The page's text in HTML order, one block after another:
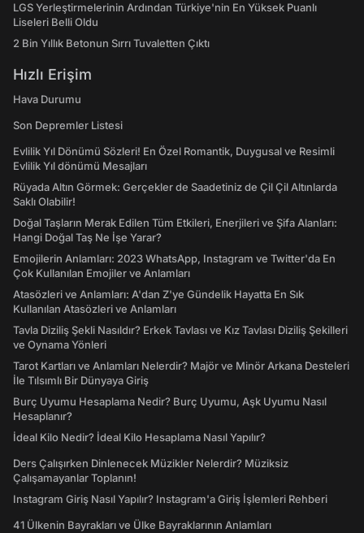
LGS Yerleştirmelerinin Ardından Türkiye'nin En Yüksek Puanlı
Liseleri Belli Oldu
2 Bin Yıllık Betonun Sırrı Tuvaletten Çıktı
Hızlı Erişim
Hava Durumu
Son Depremler Listesi
Evlilik Yıl Dönümü Sözleri! En Özel Romantik, Duygusal ve Resimli
Evlilik Yıl dönümü Mesajları
Rüyada Altın Görmek: Gerçekler de Saadetiniz de Çil Çil Altınlarda
Saklı Olabilir!
Doğal Taşların Merak Edilen Tüm Etkileri, Enerjileri ve Şifa Alanları:
Hangi Doğal Taş Ne İşe Yarar?
Emojilerin Anlamları: 2023 WhatsApp, Instagram ve Twitter'da En
Çok Kullanılan Emojiler ve Anlamları
Atasözleri ve Anlamları: A'dan Z'ye Gündelik Hayatta En Sık
Kullanılan Atasözleri ve Anlamları
Tavla Diziliş Şekli Nasıldır? Erkek Tavlası ve Kız Tavlası Diziliş Şekilleri
ve Oynama Yönleri
Tarot Kartları ve Anlamları Nelerdir? Majör ve Minör Arkana Desteleri
İle Tılsımlı Bir Dünyaya Giriş
Burç Uyumu Hesaplama Nedir? Burç Uyumu, Aşk Uyumu Nasıl
Hesaplanır?
İdeal Kilo Nedir? İdeal Kilo Hesaplama Nasıl Yapılır?
Ders Çalışırken Dinlenecek Müzikler Nelerdir? Müziksiz
Çalışamayanlar Toplanın!
Instagram Giriş Nasıl Yapılır? Instagram'a Giriş İşlemleri Rehberi
41 Ülkenin Bayrakları ve Ülke Bayraklarının Anlamları